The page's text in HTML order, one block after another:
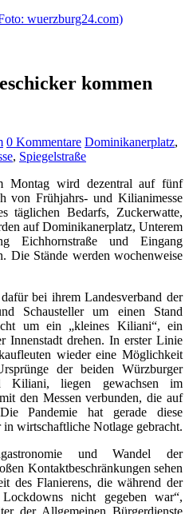
kommen
0 Kommentare Dominikanerplatz,
, Spiegelstraße
Montag wird dezentral auf fünf
von Frühjahrs- und Kilianimesse
täglichen Bedarfs, Zuckerwatte,
auf Dominikanerplatz, Unterem
Eichhornstraße und Eingang
Die Stände werden wochenweise
bei ihrem Landesverband der
Schausteller um einen Stand
um ein „kleines Kiliani“, ein
Innenstadt drehen. In erster Linie
wieder eine Möglichkeit
der beiden Würzburger
Kiliani, liegen gewachsen im
den Messen verbunden, die auf
Pandemie hat gerade diese
wirtschaftliche Notlage gebracht.
und Wandel der
Kontaktbeschränkungen sehen
des Flanierens, die während der
nicht gegeben war“,
der Allgemeinen Bürgerdienste